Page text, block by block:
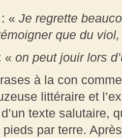
« Je regrette
que du viol,
« on peut jouir lors
à la con
littéraire et
texte salutaire,
par terre.